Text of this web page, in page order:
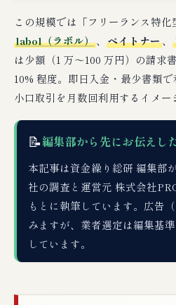
この規模では「フリーランス特化
labol（ラボル）、 ペイトナー、
は少額（1 万〜100 万円）の請求
10% 程度。即日入金・最少書類
小口取引を月数回利用するイメー
📝編集部から先にお伝えし
本記事は資金繰り総研 編集部
社の調査と運営元 株式会社
もとに執筆しています。広告
みますが、業者選定は編集基
しています。